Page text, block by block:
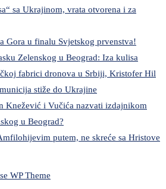
sa Ukrajinom, vrata otvorena i za
Gora u finalu Svjetskog prvenstva!
Zelenskog u Beograd: Iza kulisa
fabrici dronova u Srbiji, Kristofer Hil
stiže do Ukrajine
Knežević i Vučića nazvati izdajnikom
u Beograd?
putem, ne skreće sa Hristove